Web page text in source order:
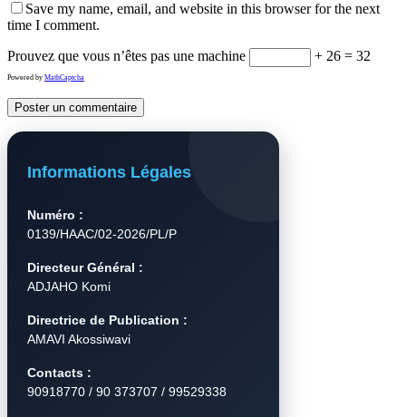
Save my name, email, and website in this browser for the next
time I comment.
Prouvez que vous n’êtes pas une machine + 26 = 32
Powered by MathCaptcha
Informations Légales
Numéro :
0139/HAAC/02-2026/PL/P
Directeur Général :
ADJAHO Komi
Directrice de Publication :
AMAVI Akossiwavi
Contacts :
90918770 / 90 373707 / 99529338